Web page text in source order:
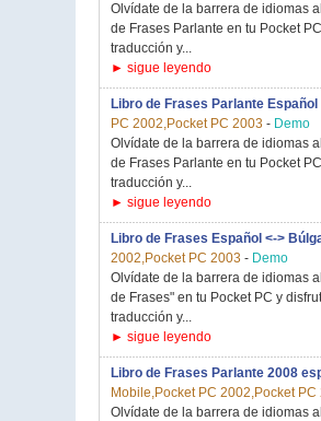
Olvídate de la barrera de idiomas
de Frases Parlante en tu Pocket
traducción y...
► sigue leyendo
Libro de Frases Parlante
PC 2002,Pocket PC 2003 - Demo
Olvídate de la barrera de idiomas
de Frases Parlante en tu Pocket
traducción y...
► sigue leyendo
Libro de Frases Español <->
2002,Pocket PC 2003 - Demo
Olvídate de la barrera de idiomas
de Frases" en tu Pocket PC y
traducción y...
► sigue leyendo
Libro de Frases Parlante 2008
Mobile,Pocket PC 2002,Pocket PC
Olvídate de la barrera de idiomas